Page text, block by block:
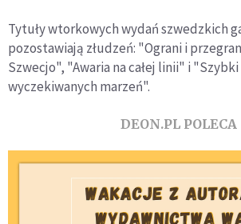
Tytuły wtorkowych wydań szwedzkich
pozostawiają złudzeń: "Ograni i
Szwecjo", "Awaria na całej linii" i
wyczekiwanych marzeń".
DEON.PL POLECA